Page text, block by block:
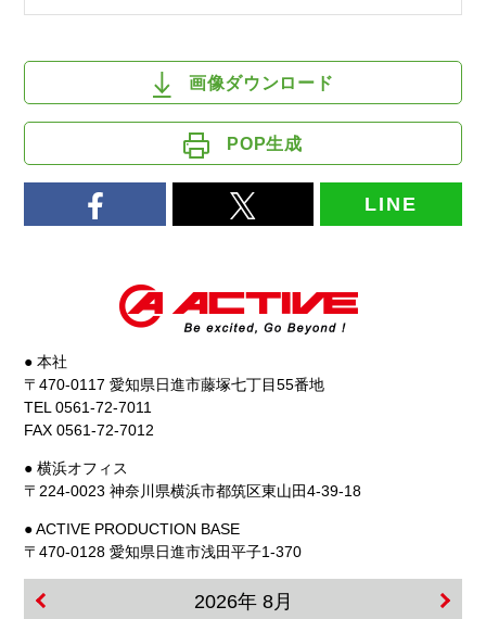
画像ダウンロード
POP生成
LINE
● 本社
〒470-0117 愛知県日進市藤塚七丁目55番地
TEL 0561-72-7011
FAX 0561-72-7012
● 横浜オフィス
〒224-0023 神奈川県横浜市都筑区東山田4-39-18
● ACTIVE PRODUCTION BASE
〒470-0128 愛知県日進市浅田平子1-370
2026年 8月